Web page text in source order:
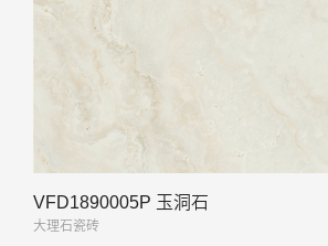
VFD1890005P 玉洞石
大理石瓷砖